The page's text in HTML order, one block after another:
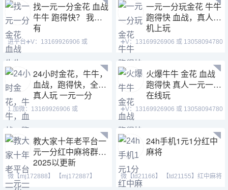
找一元一分金花 血战
牛牛 跑得快？ 我这
有
进平台➕V：13169926906 或
一元一分玩金花 牛牛
跑得快 血战，真人手
机上玩
➕V：13169926906 或 13058094780
QQ:3122617673 主
24小时金花，牛牛，
血战，跑得快，全是
真人玩 一元一分
1.加微：13169926906 或
火爆牛牛 金花 血战
跑得快 真人一元一分
在线玩
➕V：13169926906 或 13058094780
QQ:3122617673 玩
教大家十年老平台一
元一分红中麻将群
2025以更新
微【mj172888】 【mj172887】
【mj172889】红中麻将群
24h手机1元1分红中
麻将
微【td21166】 【td21155】红中麻将
跑得快 全天24小